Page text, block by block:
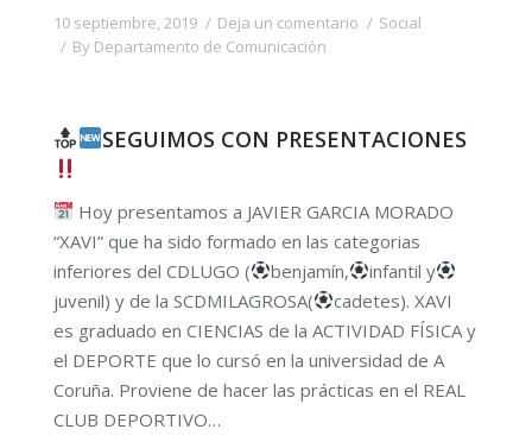
10 septiembre, 2019 Deja un comentario
Social
By Departamento de Comunicación
SEGUIMOS CON PRESENTACIONES
Hoy presentamos a JAVIER GARCIA MORADO
“XAVI” que ha sido formado en las categorias
inferiores del CDLUGO (
benjamín,
infantil y
juvenil) y de la SCDMILAGROSA(
cadetes). XAVI
es graduado en CIENCIAS de la ACTIVIDAD FÍSICA y
el DEPORTE que lo cursó en la universidad de A
Coruña. Proviene de hacer las prácticas en el REAL
CLUB DEPORTIVO…